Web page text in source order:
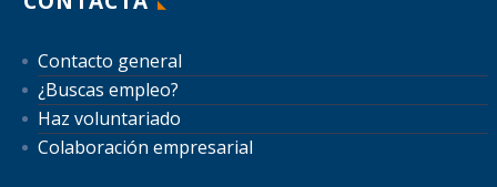
Contacto general
¿Buscas empleo?
Haz voluntariado
Colaboración empresarial